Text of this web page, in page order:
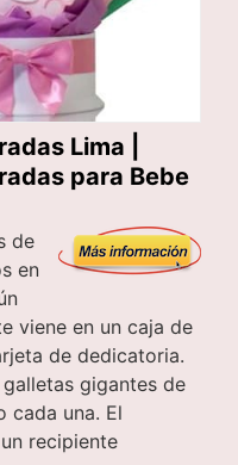
Lima |
para Bebe
de
en
viene en un caja de
de dedicatoria.
gigantes de
cada una. El
recipiente